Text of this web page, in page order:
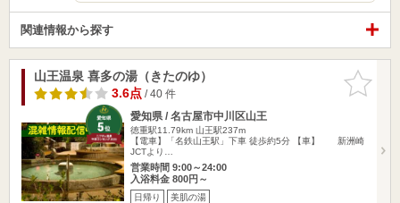
関連情報から探す
お気に入
りに追加
山王温泉 喜多の湯（きたのゆ）
3.6点/ 40 件
愛知県 / 名古屋市中川区山王
徳重駅11.79km 山王駅237m
【電車】「名鉄山王駅」下車 徒歩約5分 【車】 新洲崎
JCTより…
営業時間 9:00～24:00
入浴料金 800円～
日帰り 美肌の湯